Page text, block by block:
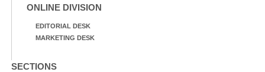
ONLINE DIVISION
EDITORIAL DESK
MARKETING DESK
SECTIONS